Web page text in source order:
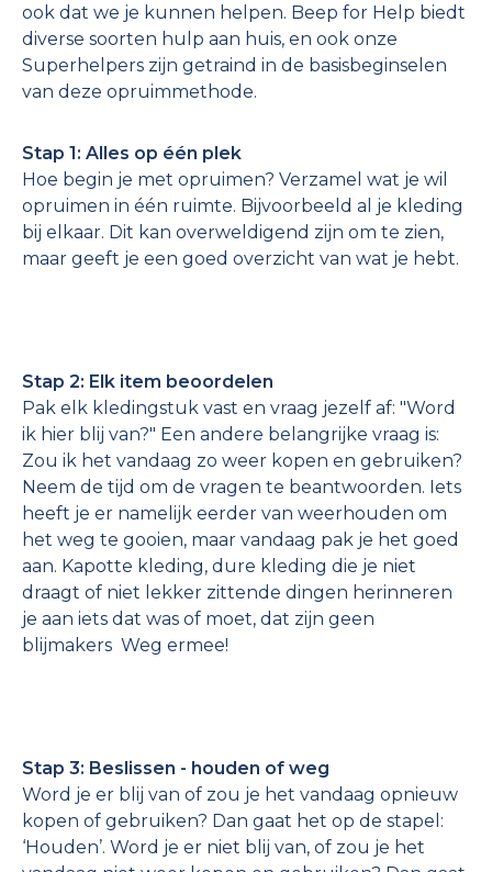
ook dat we je kunnen helpen. Beep for Help biedt
diverse soorten hulp aan huis, en ook onze
Superhelpers zijn getraind in de basisbeginselen
van deze opruimmethode.
Stap 1: Alles op één plek
Hoe begin je met opruimen? Verzamel wat je wil
opruimen in één ruimte. Bijvoorbeeld al je kleding
bij elkaar. Dit kan overweldigend zijn om te zien,
maar geeft je een goed overzicht van wat je hebt.
Stap 2: Elk item beoordelen
Pak elk kledingstuk vast en vraag jezelf af: "Word
ik hier blij van?" Een andere belangrijke vraag is:
Zou ik het vandaag zo weer kopen en gebruiken?
Neem de tijd om de vragen te beantwoorden. Iets
heeft je er namelijk eerder van weerhouden om
het weg te gooien, maar vandaag pak je het goed
aan. Kapotte kleding, dure kleding die je niet
draagt of niet lekker zittende dingen herinneren
je aan iets dat was of moet, dat zijn geen
blijmakers Weg ermee!
Stap 3: Beslissen - houden of weg
Word je er blij van of zou je het vandaag opnieuw
kopen of gebruiken? Dan gaat het op de stapel:
‘Houden’. Word je er niet blij van, of zou je het